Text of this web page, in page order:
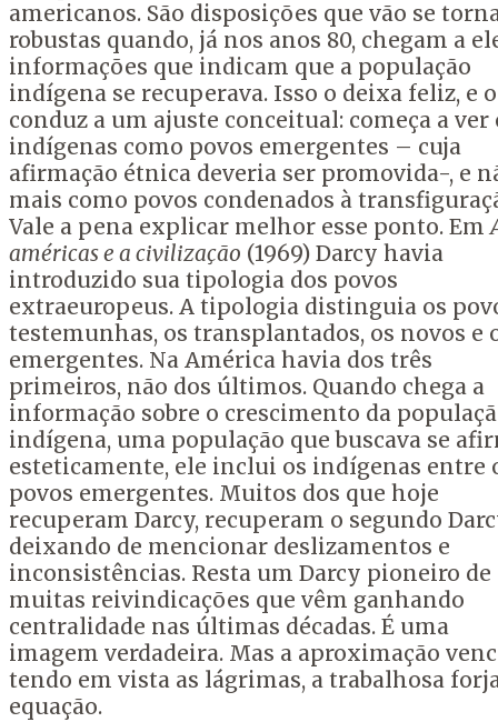
americanos. São disposições que vão se
robustas quando, já nos anos 80, chegam a
informações que indicam que a população
indígena se recuperava. Isso o deixa feliz, e o
conduz a um ajuste conceitual: começa a ver
indígenas como povos emergentes – cuja
afirmação étnica deveria ser promovida-, e
mais como povos condenados à
Vale a pena explicar melhor esse ponto. Em
américas e a civilização (1969) Darcy havia
introduzido sua tipologia dos povos
extraeuropeus. A tipologia distinguia os
testemunhas, os transplantados, os novos e
emergentes. Na América havia dos três
primeiros, não dos últimos. Quando chega a
informação sobre o crescimento da
indígena, uma população que buscava se
esteticamente, ele inclui os indígenas entre
povos emergentes. Muitos dos que hoje
recuperam Darcy, recuperam o segundo
deixando de mencionar deslizamentos e
inconsistências. Resta um Darcy pioneiro de
muitas reivindicações que vêm ganhando
centralidade nas últimas décadas. É uma
imagem verdadeira. Mas a aproximação
tendo em vista as lágrimas, a trabalhosa
equação.